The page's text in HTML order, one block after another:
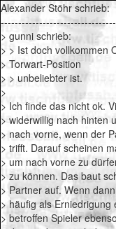
Alexander Stöhr schrieb:
> gunni schrieb:
> > Ist doch vollkommen
> Torwart-Position
> > unbeliebter ist.
>
> Ich finde das nicht ok.
> widerwillig nach hinten
> nach vorne, wenn der
> trifft. Darauf scheinen
> um nach vorne zu
> zu können. Das baut
> Partner auf. Wenn
> häufig als
> betroffen Spieler